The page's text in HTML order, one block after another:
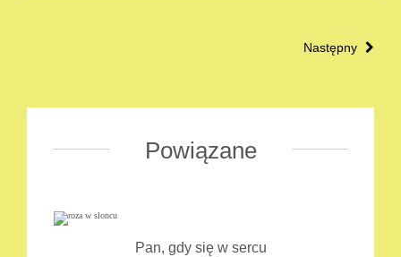
Następny
Powiązane
Pan, gdy się w sercu